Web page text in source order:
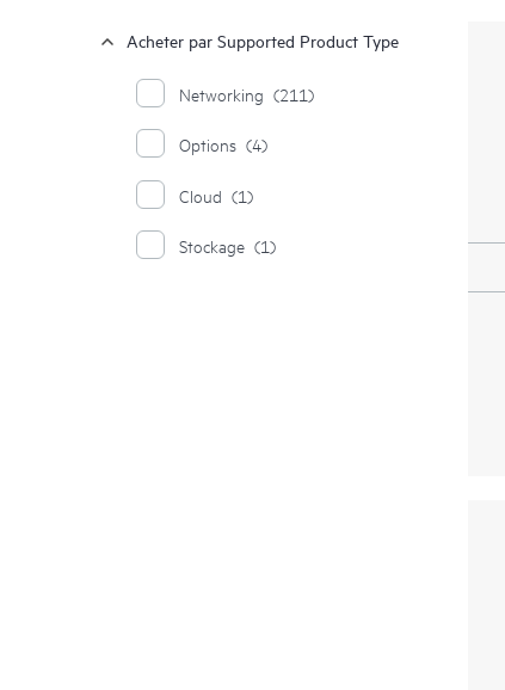
Acheter par Supported Product Type
Networking (211)
Options (4)
Cloud (1)
Stockage (1)